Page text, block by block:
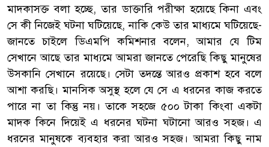
মাদকাসক্ত বলা হচ্ছে, তার ডাক্তারি পরীক্ষা হয়েছে কিনা এবং
সে কী নিজেই ঘটনা ঘটিয়েছে, নাকি কেউ তার মাধ্যমে ঘটিয়েছে-
জানতে চাইলে ডিএমপি কমিশনার বলেন, আমার যে টিম
সেখানে আছে তার মাধ্যমে আমরা জানতে পেরেছি কিছু মানুষের
উসকানি সেখানে রয়েছে। সেটা তদন্তে আরও প্রকাশ হবে বলে
আশা করছি। মানসিক অসুস্থ হলে যে সে এ ধরনের কাজ করতে
পারে না তা কিন্তু নয়। তাকে সহজে ৫০০ টাকা কিংবা একটা
মাদক কিনে দিয়েই এ ধরনের ঘটনা ঘটানো আরও সহজ। এ
ধরনের মানুষকে ব্যবহার করা আরও সহজ। আমরা কিছু নাম